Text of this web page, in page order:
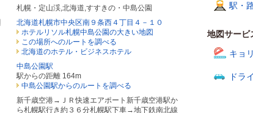
札幌・定山渓,北海道,すすきの・中島公園
北海道札幌市中央区南９条西４丁目４－１０
ホテルリソル札幌中島公園の大きい地図
この場所へのルートを調べる
北海道のホテル・ビジネスホテル
中島公園駅
駅からの距離 164m
中島公園駅からのルートを調べる
新千歳空港→ＪＲ快速エアポート新千歳空港駅か
ら札幌駅行き約３６分札幌駅下車→地下鉄南北線
駅・
地図サービ
キョ
ドラ